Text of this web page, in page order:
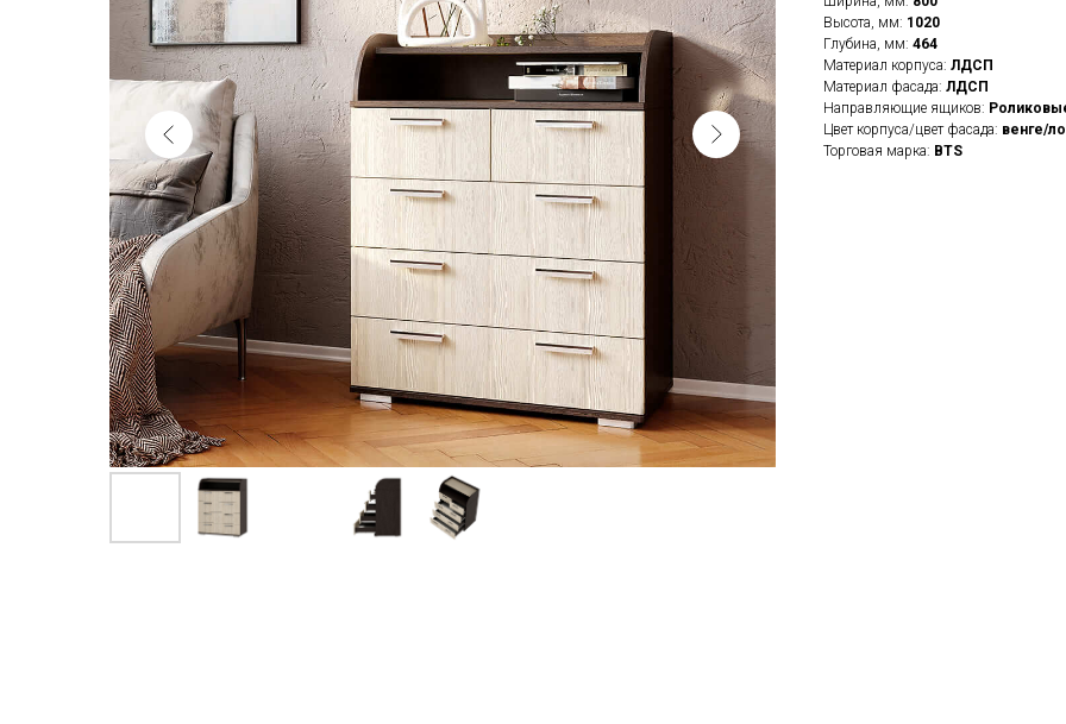
Высота, мм: 1020
Глубина, мм: 464
Материал корпуса: ЛДСП
Материал фасада: ЛДСП
Направляющие ящиков:
Цвет корпуса/цвет фасада: венге/
Торговая марка: BTS